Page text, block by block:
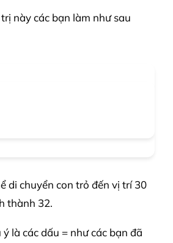
này các bạn làm như sau
di chuyển con trỏ đến vị trí 30
thành 32.
là các dấu = như các bạn đã